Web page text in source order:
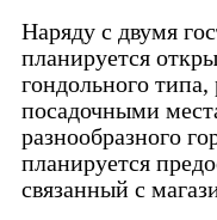
Наряду с двумя
планируется
гондольного
посадочными
разнообразного
планируется
связанный с